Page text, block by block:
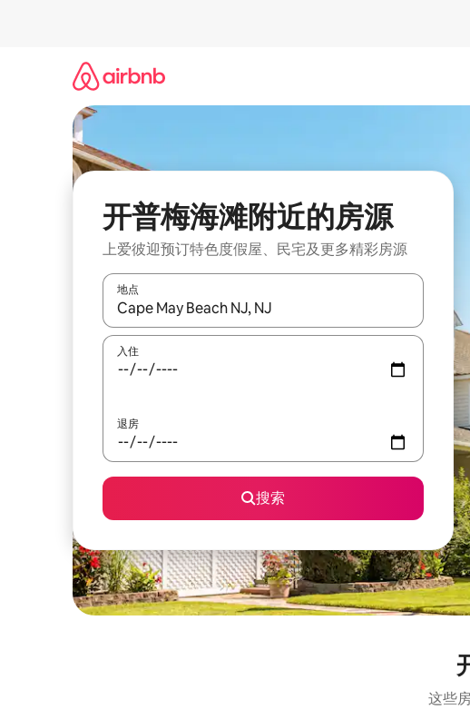
开普梅海滩附近的房源
上爱彼迎预订特色度假屋、民宅及更多精彩房源
地点
如有搜索结果，请使用上下方向键查看，或通过点击或滑动手势
入住
退房
搜索
这些